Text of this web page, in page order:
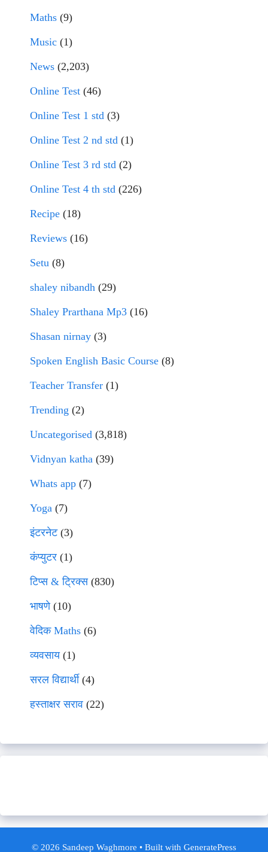
Maths (9)
Music (1)
News (2,203)
Online Test (46)
Online Test 1 std (3)
Online Test 2 nd std (1)
Online Test 3 rd std (2)
Online Test 4 th std (226)
Recipe (18)
Reviews (16)
Setu (8)
shaley nibandh (29)
Shaley Prarthana Mp3 (16)
Shasan nirnay (3)
Spoken English Basic Course (8)
Teacher Transfer (1)
Trending (2)
Uncategorised (3,818)
Vidnyan katha (39)
Whats app (7)
Yoga (7)
इंटरनेट(3)
कंप्युटर (1)
टिप्स & ट्रिक्स(830)
भाषणे(10)
वेदिक Maths (6)
व्यवसाय(1)
सरल विद्यार्थी(4)
हस्ताक्षर सराव (22)
© 2026 Sandeep Waghmore • Built with GeneratePress